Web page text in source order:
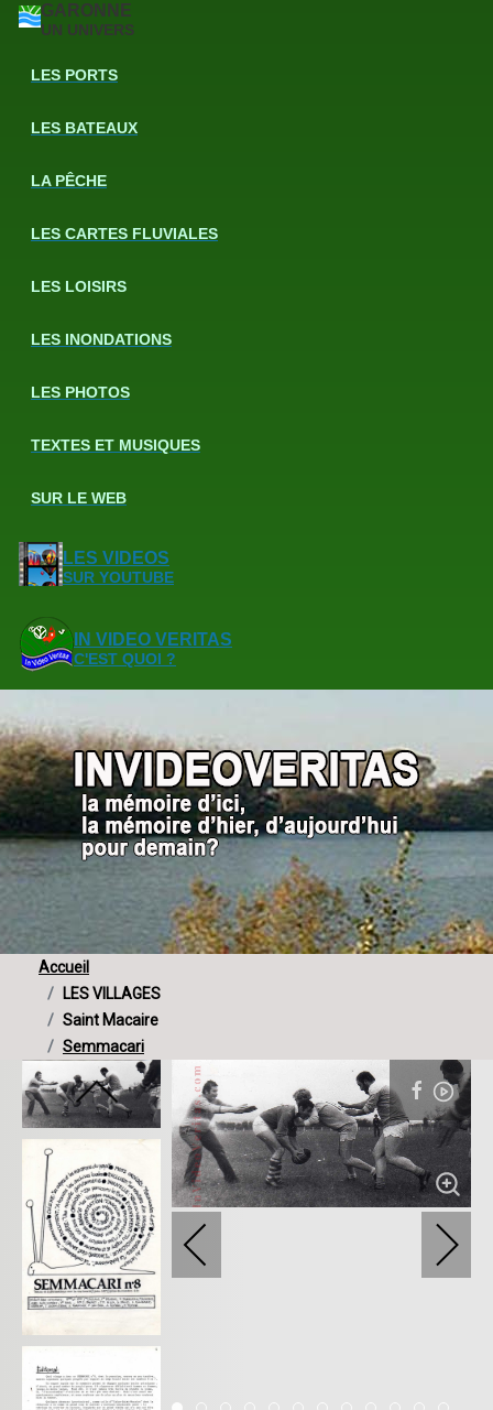
GARONNE
UN UNIVERS
LES PORTS
LES BATEAUX
LA PÊCHE
LES CARTES FLUVIALES
LES LOISIRS
LES INONDATIONS
LES PHOTOS
TEXTES ET MUSIQUES
SUR LE WEB
LES VIDEOS
SUR YOUTUBE
IN VIDEO VERITAS
C'EST QUOI ?
Accueil
LES VILLAGES
Saint Macaire
Semmacari